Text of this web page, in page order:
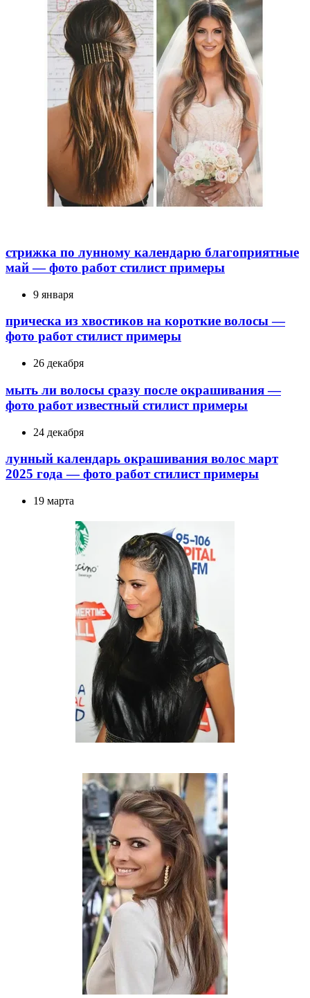
стрижка по лунному календарю благоприятные
май — фото работ стилист примеры
9 января
прическа из хвостиков на короткие волосы —
фото работ стилист примеры
26 декабря
мыть ли волосы сразу после окрашивания —
фото работ известный стилист примеры
24 декабря
лунный календарь окрашивания волос март
2025 года — фото работ стилист примеры
19 марта